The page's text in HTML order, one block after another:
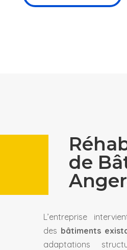
de
L’entreprise
des bâtiments
adaptations